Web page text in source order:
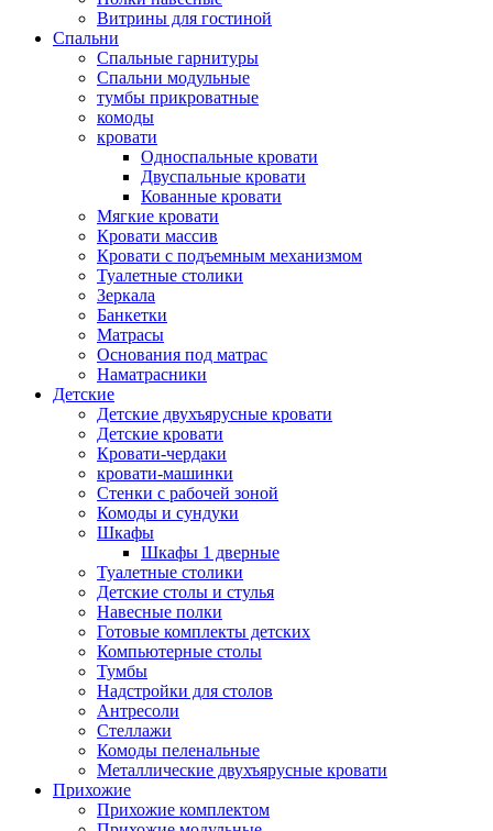
Витрины для гостиной
Спальни
Спальные гарнитуры
Спальни модульные
тумбы прикроватные
комоды
кровати
Односпальные кровати
Двуспальные кровати
Кованные кровати
Мягкие кровати
Кровати массив
Кровати с подъемным механизмом
Туалетные столики
Зеркала
Банкетки
Матрасы
Основания под матрас
Наматрасники
Детские
Детские двухъярусные кровати
Детские кровати
Кровати-чердаки
кровати-машинки
Стенки с рабочей зоной
Комоды и сундуки
Шкафы
Шкафы 1 дверные
Туалетные столики
Детские столы и стулья
Навесные полки
Готовые комплекты детских
Компьютерные столы
Тумбы
Надстройки для столов
Антресоли
Стеллажи
Комоды пеленальные
Металлические двухъярусные кровати
Прихожие
Прихожие комплектом